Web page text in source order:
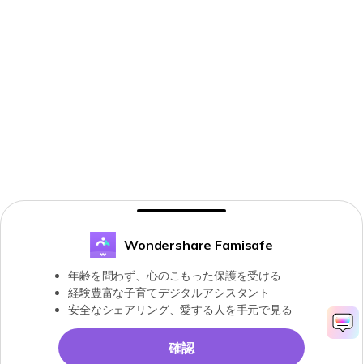
Wondershare Famisafe
年齢を問わず、心のこもった保護を受ける
経験豊富な子育てデジタルアシスタント
安全なシェアリング、愛する人を手元で見る
確認